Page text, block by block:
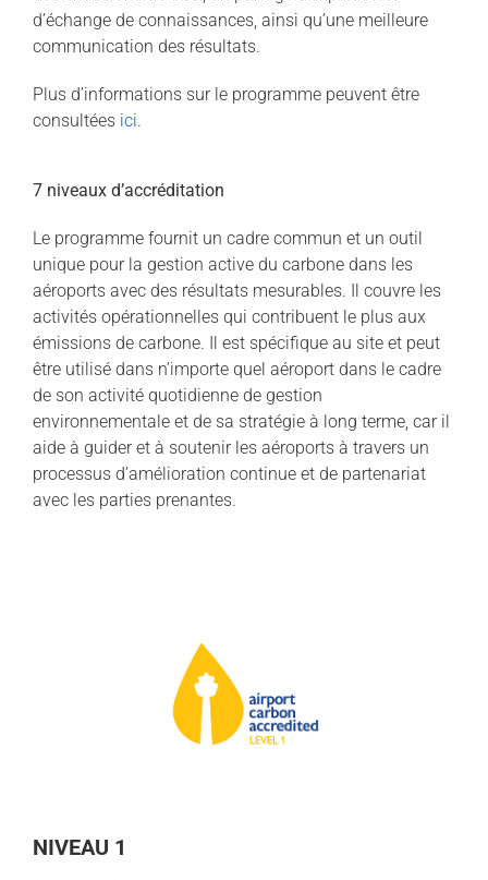
d’échange de connaissances, ainsi qu’une meilleure
communication des résultats.
Plus d’informations sur le programme peuvent être
consultées ici.
7 niveaux d’accréditation
Le programme fournit un cadre commun et un outil
unique pour la gestion active du carbone dans les
aéroports avec des résultats mesurables. Il couvre les
activités opérationnelles qui contribuent le plus aux
émissions de carbone. Il est spécifique au site et peut
être utilisé dans n’importe quel aéroport dans le cadre
de son activité quotidienne de gestion
environnementale et de sa stratégie à long terme, car il
aide à guider et à soutenir les aéroports à travers un
processus d’amélioration continue et de partenariat
avec les parties prenantes.
NIVEAU 1